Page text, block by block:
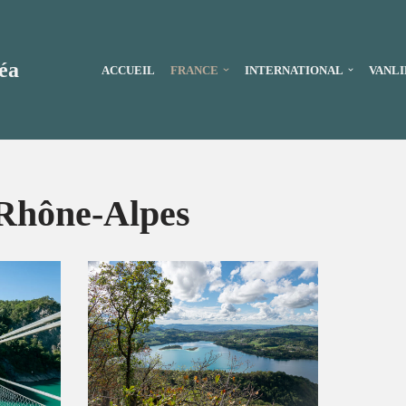
ACCUEIL FRANCE INTERNATIONAL
Alpes